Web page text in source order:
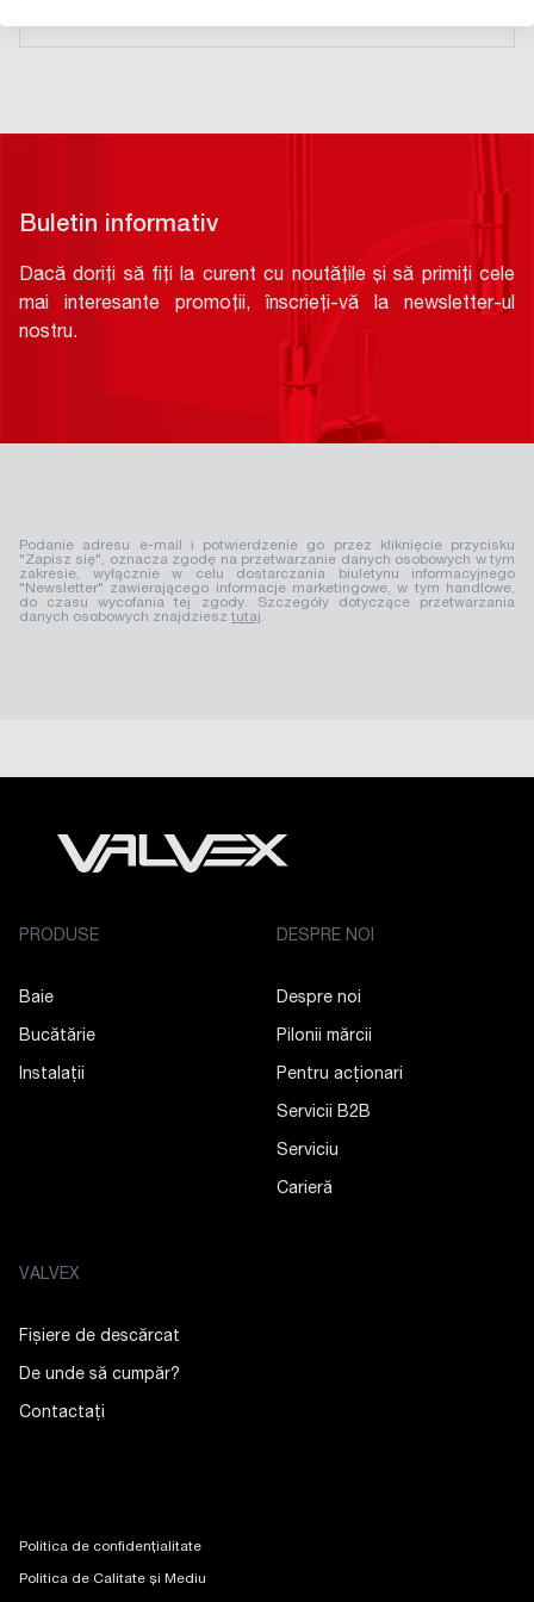
Buletin informativ
Dacă doriți să fiți la curent cu noutățile și să primiți cele
mai interesante promoții, înscrieți-vă la newsletter-ul
nostru.
Podanie adresu e-mail i potwierdzenie go przez kliknięcie przycisku
"Zapisz się", oznacza zgodę na przetwarzanie danych osobowych w tym
zakresie, wyłącznie w celu dostarczania biuletynu informacyjnego
"Newsletter" zawierającego informacje marketingowe, w tym handlowe,
do czasu wycofania tej zgody. Szczegóły dotyczące przetwarzania
danych osobowych znajdziesz tutaj.
PRODUSE
Baie
Bucătărie
Instalații
DESPRE NOI
Despre noi
Pilonii mărcii
Pentru acționari
Servicii B2B
Serviciu
Carieră
VALVEX
Fișiere de descărcat
De unde să cumpăr?
Contactaţi
Politica de confidențialitate
Politica de Calitate și Mediu